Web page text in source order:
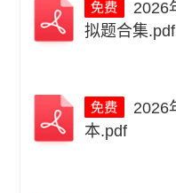
拟题合集.pdf
本.pdf